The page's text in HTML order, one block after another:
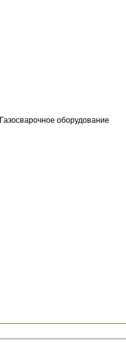
Газосварочное оборудование